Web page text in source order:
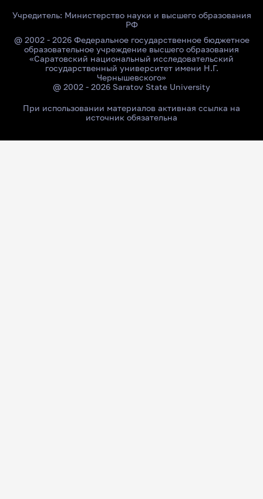
Учредитель: Министерство науки и высшего образования
РФ
@ 2002 - 2026 Федеральное государственное бюджетное
образовательное учреждение высшего образования
«Саратовский национальный исследовательский
государственный университет имени Н.Г.
Чернышевского»
@ 2002 - 2026 Saratov State University
При использовании материалов активная ссылка на
источник обязательна